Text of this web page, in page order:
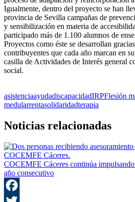
Igualmente, dentro del proyecto se han
provincia de Sevilla campañas de
y sensibilización en materia de
participado más de 1.100 alumnos de
Proyectos como éste se desarrollan
contribuyentes que cada año marcan en
casilla de Actividades de Interés general
social.
asistenciaayudadiscapacidadIRPFlesión
medularrentasolidaridadterapia
Noticias relacionadas
COCEMFE Cáceres continúa
año consecutivo